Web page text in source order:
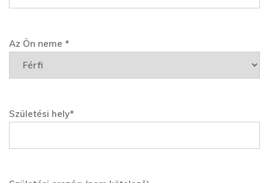
Az Ön neme *
Születési hely*